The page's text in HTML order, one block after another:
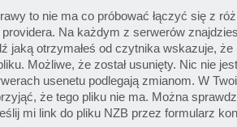
to nie ma co próbować łączyć się z
providera. Na każdym z serwerów
jaką otrzymałeś od czytnika wskazuje,
Możliwe, że został usunięty. Nic nie
usenetu podlegają zmianom. W
że tego pliku nie ma. Można
mi link do pliku NZB przez formularz